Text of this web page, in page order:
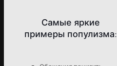
Самые яркие
примеры популизма: